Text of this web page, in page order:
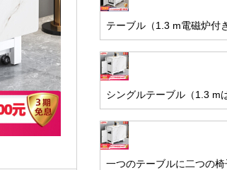
テーブル（1.3 m電磁炉付
シングルテーブル（1.3 m
一つのテーブルに二つの